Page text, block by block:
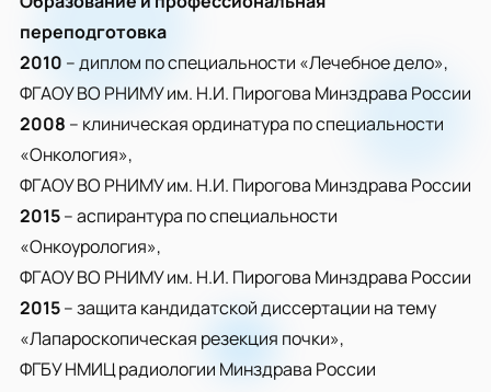
переподготовка
2010 – диплом по специальности «Лечебное дело»,
ФГАОУ ВО РНИМУ им. Н.И. Пирогова Минздрава России
2008 – клиническая ординатура по специальности
«Онкология»,
ФГАОУ ВО РНИМУ им. Н.И. Пирогова Минздрава России
2015– аспирантура по специальности
«Онкоурология»,
ФГАОУ ВО РНИМУ им. Н.И. Пирогова Минздрава России
2015– защита кандидатской диссертации на тему
«Лапароскопическая резекция почки»,
ФГБУ НМИЦ радиологии Минздрава России